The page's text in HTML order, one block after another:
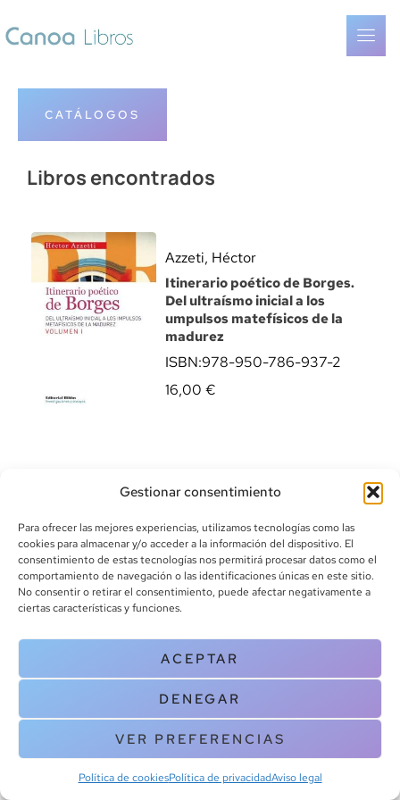
Gestionar consentimiento
Para ofrecer las mejores experiencias, utilizamos tecnologías como las
cookies para almacenar y/o acceder a la información del dispositivo. El
consentimiento de estas tecnologías nos permitirá procesar datos como el
comportamiento de navegación o las identificaciones únicas en este sitio.
No consentir o retirar el consentimiento, puede afectar negativamente a
ciertas características y funciones.
ACEPTAR
DENEGAR
VER PREFERENCIAS
Política de cookiesPolítica de privacidadAviso legal
CATÁLOGOS
Libros encontrados
Azzeti, Héctor
Itinerario poético de Borges.
Del ultraísmo inicial a los
umpulsos matefísicos de la
madurez
ISBN:978-950-786-937-2
16,00 €
info@canoalibros.com
pedidos@canoalibros.com
+34 934 242 391
CONTACTO
Copyright © 2025 Canoa Libros. All Rights Reserved |
cookies
| Aviso legal